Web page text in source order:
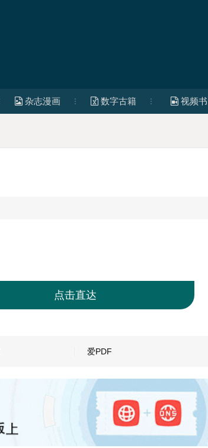
杂志漫画 数字古籍 视频书
点击直达
爱PDF